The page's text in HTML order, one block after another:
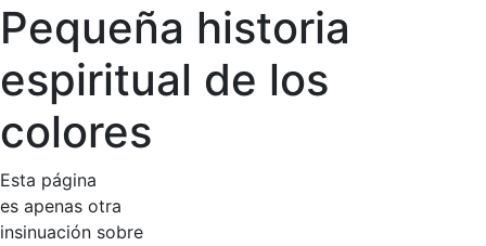
Pequeña historia
espiritual de los
colores
Esta página
es apenas otra
insinuación sobre